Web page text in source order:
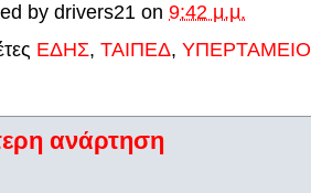
by drivers21 on 9:42 μ.μ.
ΕΔΗΣ, ΤΑΙΠΕΔ, ΥΠΕΡΤΑΜΕΙΟ
ανάρτηση